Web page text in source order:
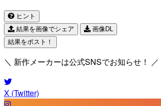
ヒント
結果を画像でシェア
画像DL
結果をポスト！
＼ 新作メーカーは公式SNSでお知らせ！ ／
X (Twitter)